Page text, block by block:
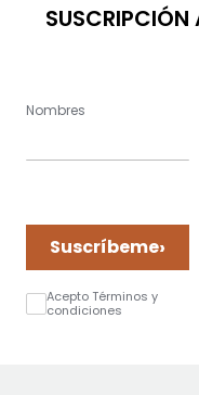
SUSCRIPCIÓN
Nombres
Suscríbeme›
Acepto Términos y
condiciones